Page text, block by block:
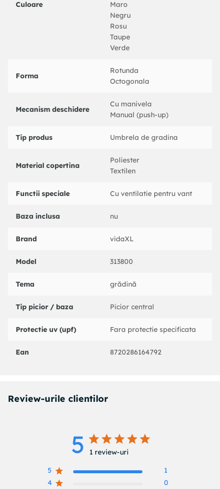
Culoare
Maro
Negru
Rosu
Taupe
Verde
Forma
Rotunda
Octogonala
Mecanism deschidere
Cu manivela
Manual (push-up)
Tip produs Umbrela de gradina
Material copertina
Poliester
Textilen
Functii speciale Cu ventilatie pentru vant
Baza inclusa nu
Brand vidaXL
Model 313800
Tema grădină
Tip picior / baza Picior central
Protectie uv (upf) Fara protectie specificata
Ean 8720286164792
Review-urile clientilor
5 5 out of 5 stars 1 total reviews
1 review-uri
5
1
4
0